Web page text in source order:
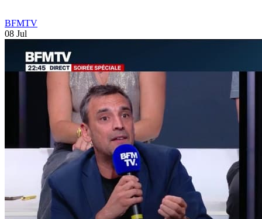
BFMTV
08 Jul